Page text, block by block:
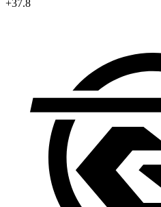
+37.8